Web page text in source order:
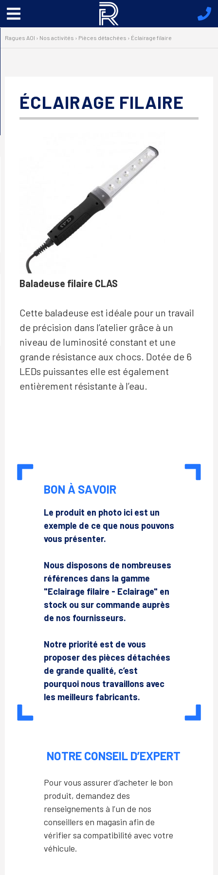
Menu
principal
Ragues AOI › Nos activités › Pièces détachées › Éclairage filaire
ÉCLAIRAGE FILAIRE
Baladeuse filaire CLAS
Cette baladeuse est idéale pour un travail
de précision dans l’atelier grâce à un
niveau de luminosité constant et une
grande résistance aux chocs. Dotée de 6
LEDs puissantes elle est également
entièrement résistante à l’eau.
BON À SAVOIR
Le produit en photo ici est un
exemple de ce que nous pouvons
vous présenter.
Nous disposons de nombreuses
références dans la gamme
"Eclairage filaire - Eclairage" en
stock ou sur commande auprès
de nos fournisseurs.
Notre priorité est de vous
proposer des pièces détachées
de grande qualité, c’est
pourquoi nous travaillons avec
les meilleurs fabricants.
NOTRE CONSEIL D’EXPERT
Pour vous assurer d’acheter le bon
produit, demandez des
renseignements à l’un de nos
conseillers en magasin afin de
vérifier sa compatibilité avec votre
véhicule.